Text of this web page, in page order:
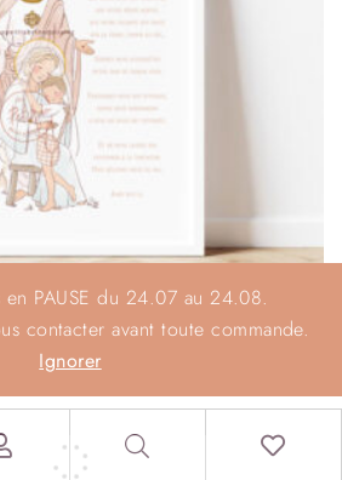
en PAUSE du 24.07 au 24.08.
contacter avant toute commande.
Ignorer
Jésus Marie vouvoiement